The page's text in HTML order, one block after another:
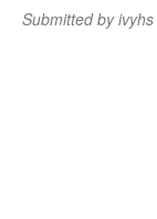
Submitted byivyhs